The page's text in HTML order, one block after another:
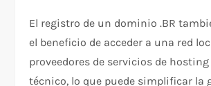
El registro de un dominio .BR
el beneficio de acceder a una red
proveedores de servicios de
técnico, lo que puede simplificar la